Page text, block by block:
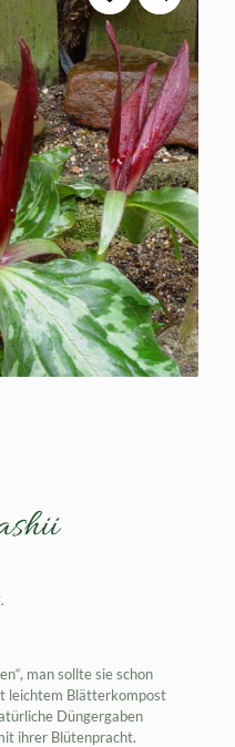
man sollte sie schon
leichtem Blätterkompost
Düngergaben
ihrer Blütenpracht.